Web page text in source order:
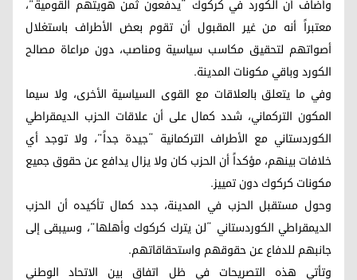
وأضاف أن الكورد في كركوك “يدفعون ثمن هويتهم القومية”،
معتبراً أنه من غير المقبول أن تقوم بعض الأطراف باستغلال
أصواتهم لتحقيق مكاسب سياسية ومناصب، دون مراعاة مصالح
الكورد وباقي مكونات المدينة.
وفي ما يتعلق بالعلاقات مع القوى السياسية الأخرى، ولا سيما
المكون التركماني، شدد كمال على أن علاقات الحزب الديمقراطي
الكوردستاني مع الأطراف التركمانية “جيدة جداً”، ولا توجد أي
خلافات بينهم، مؤكداً أن الحزب كان ولا يزال يدافع عن حقوق جميع
مكونات كركوك دون تمييز.
وحول مستقبل الحزب في المدينة، جدد كمال تأكيده أن الحزب
الديمقراطي الكوردستاني “لن يترك كركوك وأهلها”، وسيبقى إلى
جانبهم للدفاع عن حقوقهم واستحقاقاتهم.
وتأتي هذه التصريحات في ظل اتفاق بين الاتحاد الوطني